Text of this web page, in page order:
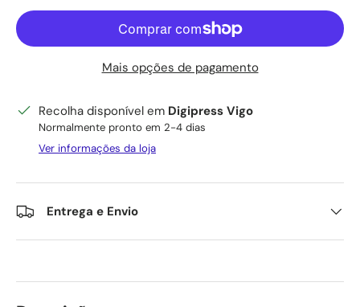
Mais opções de pagamento
Recolha disponível em Digipress Vigo
Normalmente pronto em 2-4 dias
Ver informações da loja
Entrega e Envio